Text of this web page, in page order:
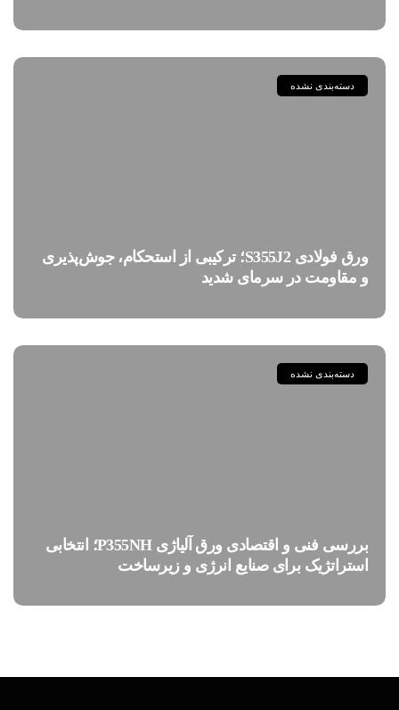
دسته‌بندی نشده
ورق فولادی S355J2؛ ترکیبی از استحکام، جوش‌پذیری
و مقاومت در سرمای شدید
دسته‌بندی نشده
بررسی فنی و اقتصادی ورق آلیاژی P355NH؛ انتخابی
استراتژیک برای صنایع انرژی و زیرساخت